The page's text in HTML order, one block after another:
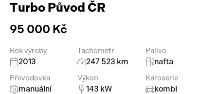
Turbo Původ ČR
95 000 Kč
Rok výroby
2013
Tachometr
247 523 km
Palivo
nafta
Převodovka
manuální
Výkon
143 kW
Karoserie
kombi